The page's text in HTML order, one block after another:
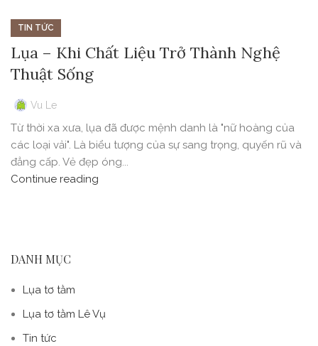
TIN TỨC
Lụa – Khi Chất Liệu Trở Thành Nghệ
Thuật Sống
Vu Le
Từ thời xa xưa, lụa đã được mệnh danh là "nữ hoàng của
các loại vải". Là biểu tượng của sự sang trọng, quyến rũ và
đẳng cấp. Vẻ đẹp óng...
Continue reading
DANH MỤC
Lụa tơ tằm
Lụa tơ tằm Lê Vụ
Tin tức